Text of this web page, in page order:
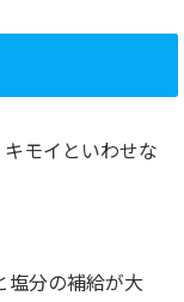
モイといわせな
塩分の補給が大